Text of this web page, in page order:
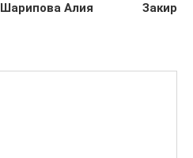
Шарипова Алия